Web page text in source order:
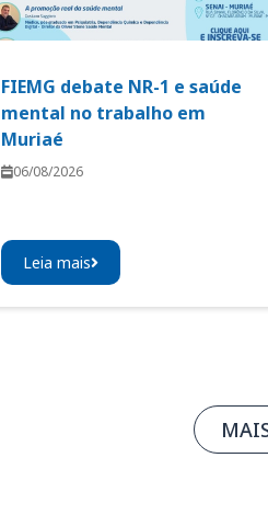
FIEMG debate NR-1 e saúde
mental no trabalho em
Muriaé
06/08/2026
Leia mais